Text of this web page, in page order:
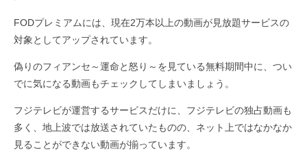
FODプレミアムには、現在2万本以上の動画が見放題サービスの
対象としてアップされています。
偽りのフィアンセ～運命と怒り～を見ている無料期間中に、つい
でに気になる動画もチェックしてしまいましょう。
フジテレビが運営するサービスだけに、フジテレビの独占動画も
多く、地上波では放送されていたものの、ネット上ではなかなか
見ることができない動画が揃っています。